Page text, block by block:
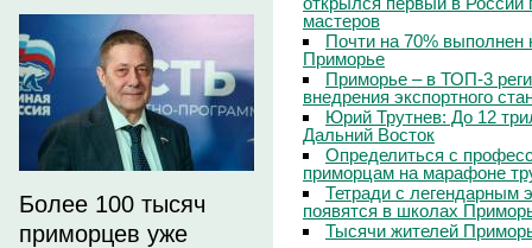
Более 100 тысяч
приморцев уже
мастеров
Почти на 70%
Приморье
Приморье – в ТОП-3
внедрения экспортного
Юрий Трутнев: До 12
Дальний Восток
Определиться с
приморцам на марафоне
Тетради с легендарным
появятся в школах
Тысячи жителей